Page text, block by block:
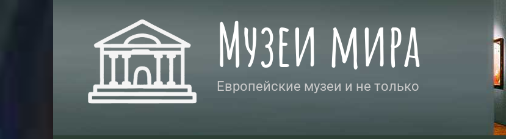
Музеи мира
Европейские музеи и не только